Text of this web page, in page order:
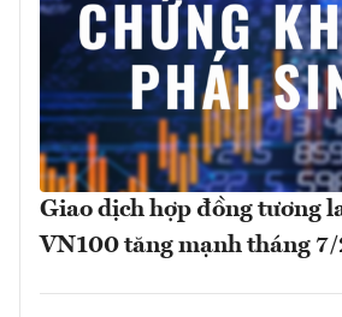
Giao dịch hợp đồng tương
VN100 tăng mạnh tháng